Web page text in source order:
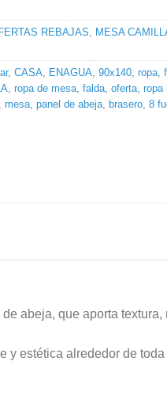
REBAJAS, MESA
,CASA, ENAGUA,90x140,ropa,
,ropa de mesa,falda,oferta,ropa
,mesa,panel de abeja, brasero,8
abeja, que aporta textura,
y estética alrededor de toda